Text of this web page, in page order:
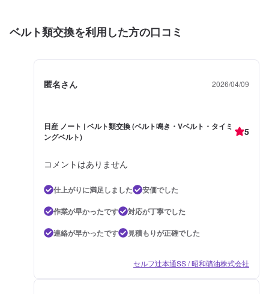
ベルト類交換を利用した方の口コミ
匿名さん 2026/04/09
日産 ノート | ベルト類交換 (ベルト鳴き・Vベルト・タイミ
ングベルト)
5
コメントはありません
仕上がりに満足しました
安価でした
作業が早かったです
対応が丁寧でした
連絡が早かったです
見積もりが正確でした
セルフ辻本通SS / 昭和礦油株式会社